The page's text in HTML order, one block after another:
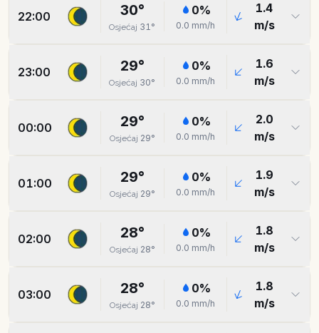
22:00 30°
Osjećaj 31°
0%
0.0 mm/h
1.4
m/s
23:00 29°
Osjećaj 30°
0%
0.0 mm/h
1.6
m/s
00:00 29°
Osjećaj 29°
0%
0.0 mm/h
2.0
m/s
01:00 29°
Osjećaj 29°
0%
0.0 mm/h
1.9
m/s
02:00 28°
Osjećaj 28°
0%
0.0 mm/h
1.8
m/s
03:00 28°
Osjećaj 28°
0%
0.0 mm/h
1.8
m/s